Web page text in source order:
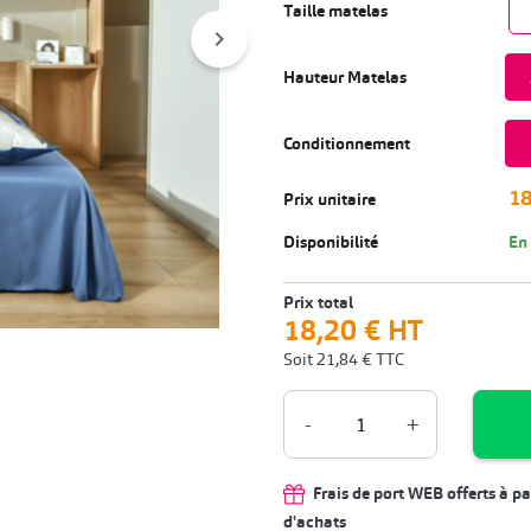
chevron_right
Taille matelas
Hauteur Matelas
Conditionnement
Prix unitaire
Disponibilité
Prix total
18,20 € HT
Soit21,84 €TTC
- +
Frais de port WEB offerts à
d'achats